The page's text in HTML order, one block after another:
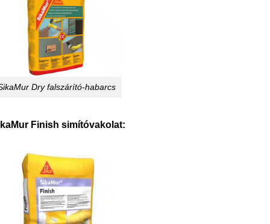
Dry falszárító-habarcs
Finish simítóvakolat: